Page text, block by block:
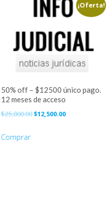
¡Oferta!
50% off – $12500 único pago.
12 meses de acceso
$25,000.00El
$12,500.00El
Comprar